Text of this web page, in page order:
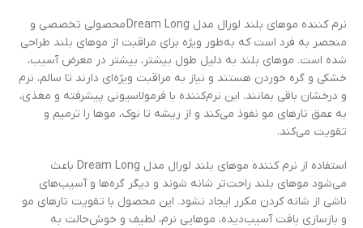
نرم کننده موهای بلند لورال مدل Dream Long محصولی تخصصی و
منحصر به فرد است که به‌طور ویژه برای مراقبت از موهای بلند طراحی
شده است. موهای بلند به دلیل طول بیشتر، بیشتر در معرض آسیب،
خشکی و گره خوردن هستند و نیاز به مراقبت ویژه‌ای دارند تا سالم، نرم
و درخشان باقی بمانند. این نرم‌کننده با فرمولاسیونی پیشرفته و مغذی،
به عمق تارهای مو نفوذ می‌کند و از ریشه تا نوک، موها را ترمیم و
تقویت می‌کند.
استفاده از نرم کننده موهای بلند لورال مدل Dream Long باعث
می‌شود موهای بلند راحت‌تر شانه شوند و دیگر گره‌ها و آسیب‌های
ناشی از شانه کردن مکرر ایجاد نشود. این محصول با تقویت تارهای مو
و بازسازی بافت آسیب‌دیده، موهایی نرم، لطیف و خوش‌حالت به